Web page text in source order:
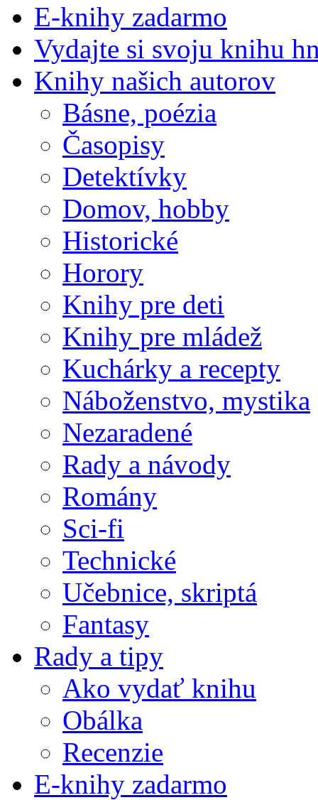
E-knihy zadarmo
Vydajte si svoju knihu
Knihy našich autorov
Básne, poézia
Časopisy
Detektívky
Domov, hobby
Historické
Horory
Knihy pre deti
Knihy pre mládež
Kuchárky a recepty
Náboženstvo, mystika
Nezaradené
Rady a návody
Romány
Sci-fi
Technické
Učebnice, skriptá
Fantasy
Rady a tipy
Ako vydať knihu
Obálka
Recenzie
E-knihy zadarmo